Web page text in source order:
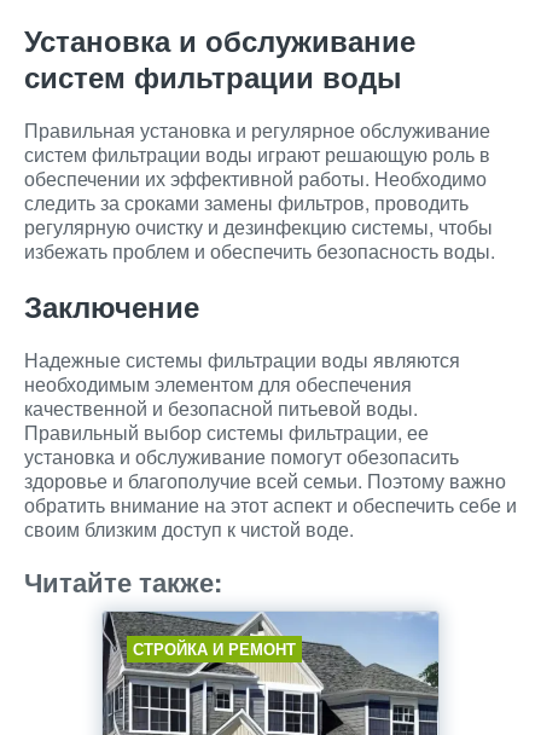
Установка и обслуживание
систем фильтрации воды
Правильная установка и регулярное обслуживание
систем фильтрации воды играют решающую роль в
обеспечении их эффективной работы. Необходимо
следить за сроками замены фильтров, проводить
регулярную очистку и дезинфекцию системы, чтобы
избежать проблем и обеспечить безопасность воды.
Заключение
Надежные системы фильтрации воды являются
необходимым элементом для обеспечения
качественной и безопасной питьевой воды.
Правильный выбор системы фильтрации, ее
установка и обслуживание помогут обезопасить
здоровье и благополучие всей семьи. Поэтому важно
обратить внимание на этот аспект и обеспечить себе и
своим близким доступ к чистой воде.
Читайте также:
СТРОЙКА И РЕМОНТ